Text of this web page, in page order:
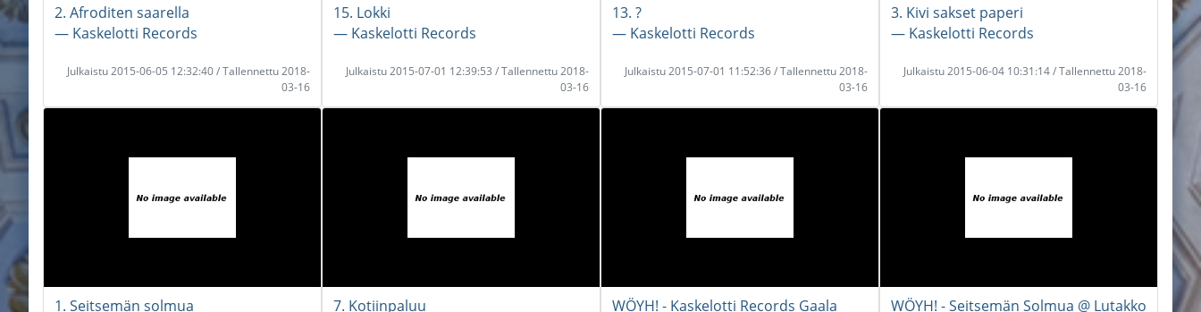
2. Afroditen saarella
― Kaskelotti Records
Julkaistu 2015-06-05 12:32:40 / Tallennettu 2018-
03-16
15. Lokki
― Kaskelotti Records
Julkaistu 2015-07-01 12:39:53 / Tallennettu 2018-
03-16
13. ?
― Kaskelotti Records
Julkaistu 2015-07-01 11:52:36 / Tallennettu 2018-
03-16
3. Kivi sakset paperi
― Kaskelotti Records
Julkaistu 2015-06-04 10:31:14 / Tallennettu 2018-
03-16
1. Seitsemän solmua
7. Kotiinpaluu
WÖYH! - Kaskelotti Records Gaala
WÖYH! - Seitsemän Solmua @ Lutakko